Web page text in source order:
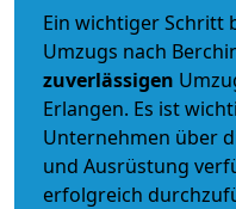
Ein wichtiger Schritt
Umzugs nach
zuverlässigen
Erlangen. Es ist
Unternehmen über
und Ausrüstung
erfolgreich